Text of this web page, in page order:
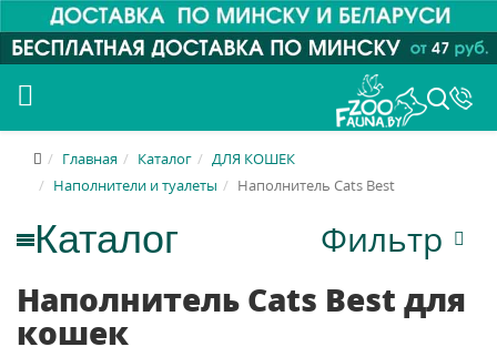
Главная Каталог
ДЛЯ КОШЕК
Наполнители и туалеты
Наполнитель Cats Best
Фильтр
Наполнитель Cats Best для
кошек